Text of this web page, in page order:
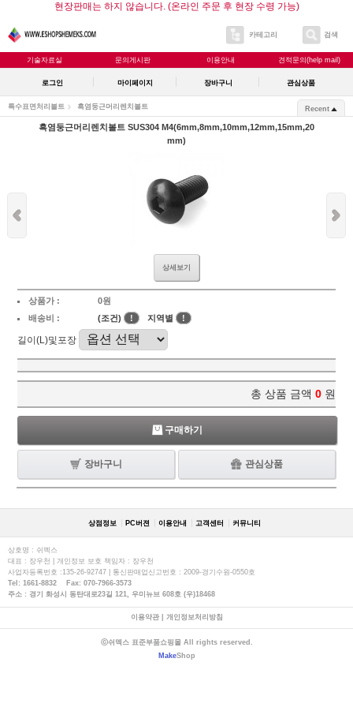
현장판매는 하지 않습니다. (온라인 주문 후 현장 수령 가능)
카테고리 검색
기술자료실 문의게시판 이용안내 견적문의(help mail)
로그인 마이페이지 장바구니 관심상품
특수표면처리볼트 흑염둥근머리렌치볼트 Recent
흑염둥근머리렌치볼트 SUS304 M4(6mm,8mm,10mm,12mm,15mm,20
mm)
상세보기
상품가 :
0원
배송비 :
(조건) ! 지역별 !
길이(L)및포장
총 상품 금액 0 원
구매하기
장바구니 관심상품
상점정보 PC버젼 이용안내 고객센터 커뮤니티
상호명 : 쉬멕스
대표 : 장우천 | 개인정보 보호 책임자 : 장우천
사업자등록번호 :135-26-92747 | 통신판매업신고번호 : 2009-경기수원-0550호
Tel: 1661-8832 Fax: 070-7966-3573
주소 : 경기 화성시 동탄대로23길 121, 우미뉴브 608호 (우)18468
이용약관| 개인정보처리방침
ⓒ쉬멕스 표준부품쇼핑몰 All rights reserved.
MakeShop